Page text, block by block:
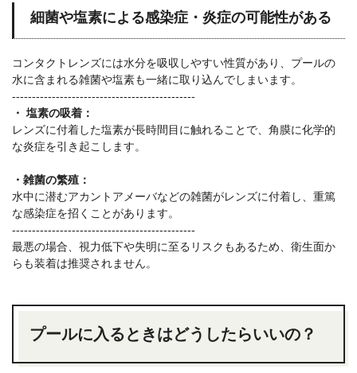
細菌や塩素による感染症・炎症の可能性がある
コンタクトレンズには水分を吸収しやすい性質があり、プールの
水に含まれる雑菌や塩素も一緒に取り込んでしまいます。
----------------------------------------------
・ 塩素の吸着：
レンズに付着した塩素が長時間目に触れることで、角膜に化学的
な炎症を引き起こします。
・雑菌の繁殖：
水中に潜むアカントアメーバなどの雑菌がレンズに付着し、重篤
な感染症を招くことがあります。
----------------------------------------------
最悪の場合、視力低下や失明に至るリスクもあるため、衛生面か
らも装着は推奨されません。
プールに入るときはどうしたらいいの？